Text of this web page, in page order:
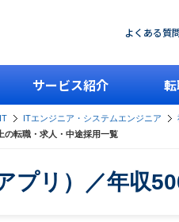
よくある質
サービス紹介
ITエンジニア・システムエンジニア
の転職・求人・中途採用一覧
プリ）／年収